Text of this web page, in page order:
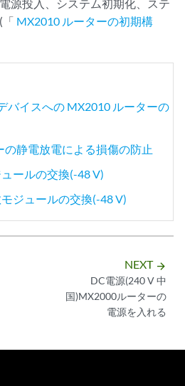
源投入、システム初期化、ステ
「 MX2010 ルーターの初期構
バイスへの MX2010 ルーターの
の静電放電による損傷の防止
ールの交換(-48 V)
ジュールの交換(-48 V)
NEXT arrow_forward
DC電源(240 V 中
国)MX2000ルーターの
電源を入れる